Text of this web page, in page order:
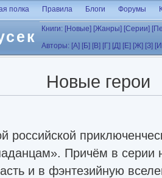
полка Правила Блоги Форумы
Книги: [Новые] [Жанры] [Серии]
Авторы: [А] [Б] [В] [Г] [Д] [Е] [Ж] [З]
Новые герои
российской
Причём в серии
и в фэнтезийную